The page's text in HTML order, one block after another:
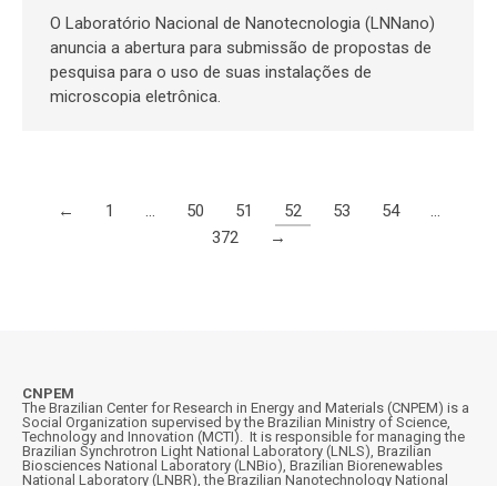
O Laboratório Nacional de Nanotecnologia (LNNano)
anuncia a abertura para submissão de propostas de
pesquisa para o uso de suas instalações de
microscopia eletrônica.
← 1 … 50 51 52 53 54
…
372
→
CNPEM
The Brazilian Center for Research in Energy and Materials (CNPEM) is a
Social Organization supervised by the Brazilian Ministry of Science,
Technology and Innovation (MCTI). It is responsible for managing the
Brazilian Synchrotron Light National Laboratory (LNLS), Brazilian
Biosciences National Laboratory (LNBio), Brazilian Biorenewables
National Laboratory (LNBR), the Brazilian Nanotechnology National